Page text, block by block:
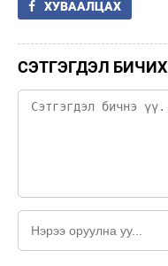
ХУВААЛЦАХ
СЭТГЭГДЭЛ БИЧИХ